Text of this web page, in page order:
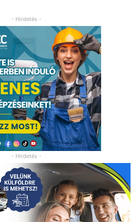
- Hirdetés -
- Hirdetés -